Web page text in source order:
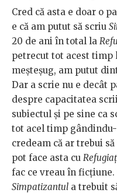
Cred că asta e doar o
e că am putut să scriu
20 de ani în total la
petrecut tot acest timp
meșteșug, am putut
Dar a scrie nu e decât
despre capacitatea
subiectul și pe sine ca
tot acel timp gândindu-
credeam că ar trebui
pot face asta cu
fac ce vreau în ficțiune.
Simpatizantul a trebuit